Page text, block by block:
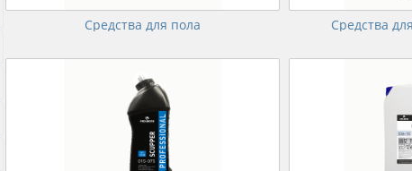
Средства для пола Средства